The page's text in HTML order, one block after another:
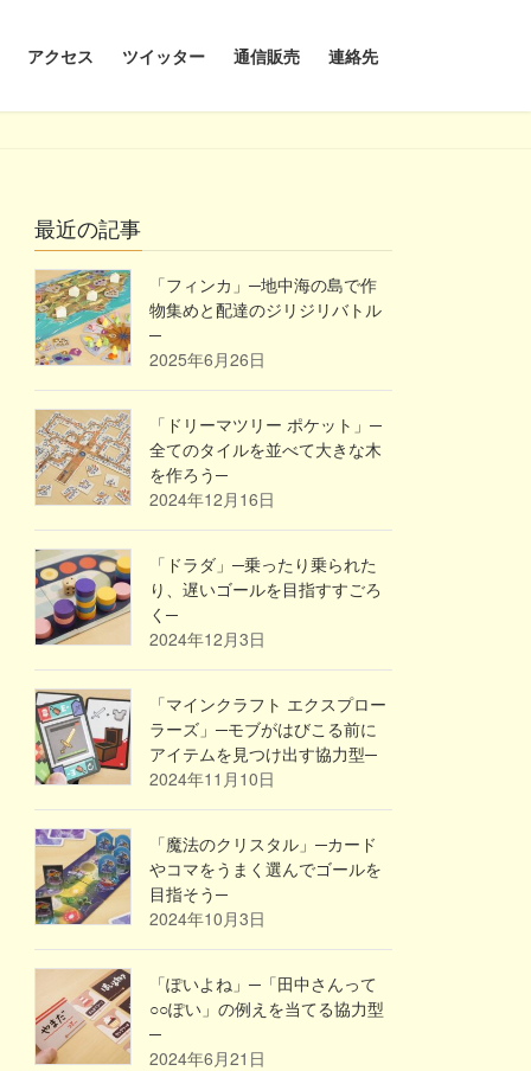
アクセス ツイッター 通信販売 連絡先
最近の記事
「フィンカ」─地中海の島で作
物集めと配達のジリジリバトル
─
2025年6月26日
「ドリーマツリー ポケット」─
全てのタイルを並べて大きな木
を作ろう─
2024年12月16日
「ドラダ」─乗ったり乗られた
り、遅いゴールを目指すすごろ
く─
2024年12月3日
「マインクラフト エクスプロー
ラーズ」─モブがはびこる前に
アイテムを見つけ出す協力型─
2024年11月10日
「魔法のクリスタル」─カード
やコマをうまく選んでゴールを
目指そう─
2024年10月3日
「ぽいよね」─「田中さんって
○○ぽい」の例えを当てる協力型
─
2024年6月21日